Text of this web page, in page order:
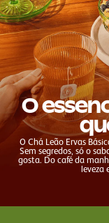
O
O Chá Leão Ervas
Sem segredos, só o
gosta. Do café da
leveza